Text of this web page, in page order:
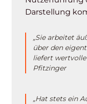
Darstellung
„Sie arbeitet
über den
liefert
Pfitzinger
„Hat stets ein